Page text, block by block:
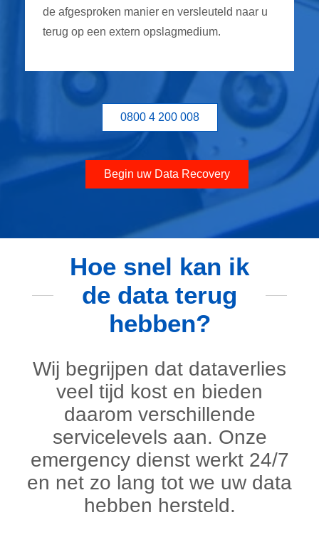
de afgesproken manier en versleuteld naar u
terug op een extern opslagmedium.
0800 4 200 008
Begin uw Data Recovery
Hoe snel kan ik
de data terug
hebben?
Wij begrijpen dat dataverlies
veel tijd kost en bieden
daarom verschillende
servicelevels aan. Onze
emergency dienst werkt 24/7
en net zo lang tot we uw data
hebben hersteld.